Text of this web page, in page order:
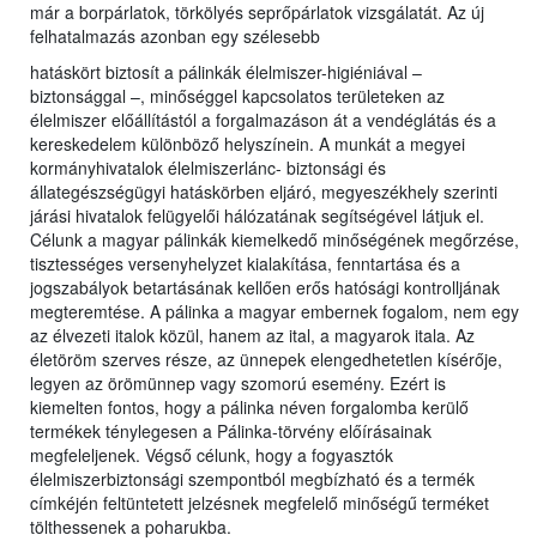
már a borpárlatok, törkölyés seprőpárlatok vizsgálatát. Az új
felhatalmazás azonban egy szélesebb
hatáskört biztosít a pálinkák élelmiszer-higiéniával –
biztonsággal –, minőséggel kapcsolatos területeken az
élelmiszer előállítástól a forgalmazáson át a vendéglátás és a
kereskedelem különböző helyszínein. A munkát a megyei
kormányhivatalok élelmiszerlánc- biztonsági és
állategészségügyi hatáskörben eljáró, megyeszékhely szerinti
járási hivatalok felügyelői hálózatának segítségével látjuk el.
Célunk a magyar pálinkák kiemelkedő minőségének megőrzése,
tisztességes versenyhelyzet kialakítása, fenntartása és a
jogszabályok betartásának kellően erős hatósági kontrolljának
megteremtése. A pálinka a magyar embernek fogalom, nem egy
az élvezeti italok közül, hanem az ital, a magyarok itala. Az
életöröm szerves része, az ünnepek elengedhetetlen kísérője,
legyen az örömünnep vagy szomorú esemény. Ezért is
kiemelten fontos, hogy a pálinka néven forgalomba kerülő
termékek ténylegesen a Pálinka-törvény előírásainak
megfeleljenek. Végső célunk, hogy a fogyasztók
élelmiszerbiztonsági szempontból megbízható és a termék
címkéjén feltüntetett jelzésnek megfelelő minőségű terméket
tölthessenek a poharukba.